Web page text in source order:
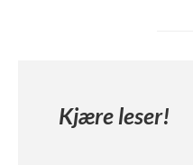
Kjære leser!